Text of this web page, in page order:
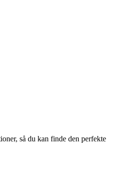
så du kan finde den perfekte